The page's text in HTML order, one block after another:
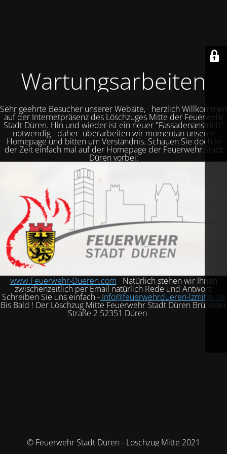
Wartungsarbeiten
Sehr geehrte Besucher unserer Website, herzlich Willkommen
auf der Internetpräsenz des Löschzuges Mitte der Feuerwehr
Stadt Düren. Hin und wieder ist ein neuer "Fassadenanstrich"
notwendig - daher überarbeiten wir momentan unserer
Homepage und bitten um Verständnis. Schauen Sie doch in
der Zeit einfach mal auf der Homepage der Feuerwehr Stadt
Düren vorbei:
www.Feuerwehr-Dueren.com Natürlich stehen wir Ihnen
zwischenzeitlich per Email natürlich Rede und Antwort:
Schreiben Sie uns einfach - Info@feuerwehrdueren-lzmitte.de
Bis Bald ! Der Löschzug Mitte Feuerwehr Stadt Düren Brüsseler
Straße 2 52351 Düren
© Feuerwehr Stadt Düren - Löschzug Mitte 2021